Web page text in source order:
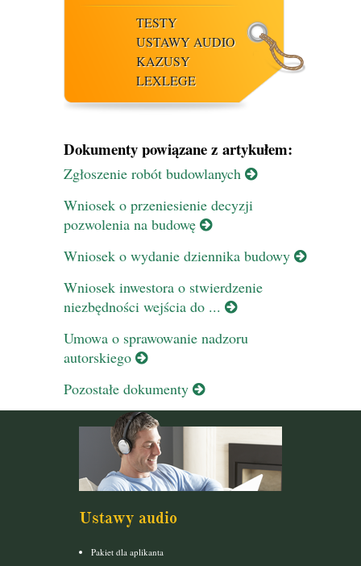
TESTY
USTAWY AUDIO
KAZUSY
LEXLEGE
Dokumenty powiązane z artykułem:
Zgłoszenie robót budowlanych
Wniosek o przeniesienie decyzji
pozwolenia na budowę
Wniosek o wydanie dziennika budowy
Wniosek inwestora o stwierdzenie
niezbędności wejścia do ...
Umowa o sprawowanie nadzoru
autorskiego
Pozostałe dokumenty
Ustawy audio
Pakiet dla aplikanta